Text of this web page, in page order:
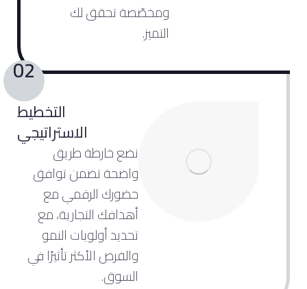
ومخصّصة تحقق لك
التميز.
02
التخطيط
الاستراتيجي
نضع خارطة طريق
واضحة تضمن توافق
حضورك الرقمي مع
أهدافك التجارية، مع
تحديد أولويات النمو
والفرص الأكثر تأثيرًا في
السوق.